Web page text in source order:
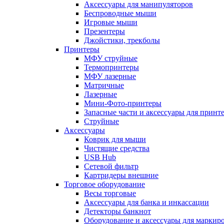
Аксессуары для манипуляторов
Беспроводные мыши
Игровые мыши
Презентеры
Джойстики, трекболы
Принтеры
МФУ струйные
Термопринтеры
МФУ лазерные
Матричные
Лазерные
Мини-Фото-принтеры
Запасные части и аксессуары для
Струйные
Аксессуары
Коврик для мыши
Чистящие средства
USB Hub
Сетевой фильтр
Картридеры внешние
Торговое оборудование
Весы торговые
Аксессуары для банка и инкассации
Детекторы банкнот
Оборудование и аксессуары для